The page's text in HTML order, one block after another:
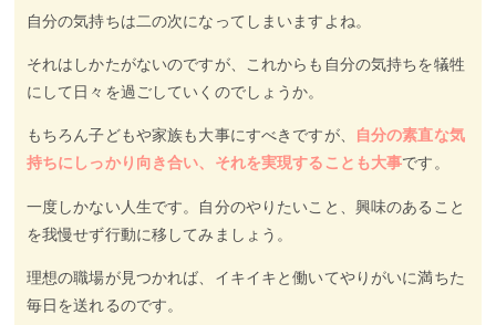
自分の気持ちは二の次になってしまいますよね。
それはしかたがないのですが、これからも自分の気持ちを犠牲
にして日々を過ごしていくのでしょうか。
もちろん子どもや家族も大事にすべきですが、
自分の素直な気
持ちにしっかり向き合い、それを実現することも大事です。
一度しかない人生です。自分のやりたいこと、興味のあること
を我慢せず行動に移してみましょう。
理想の職場が見つかれば、イキイキと働いてやりがいに満ちた
毎日を送れるのです。